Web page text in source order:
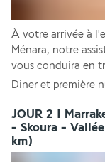
À votre arrivée à
Ménara, notre
vous conduira en
Diner et première
JOUR 2 I
- Skoura -
km)